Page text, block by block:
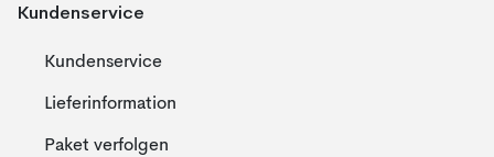
Kundenservice
Kundenservice
Lieferinformation
Paket verfolgen